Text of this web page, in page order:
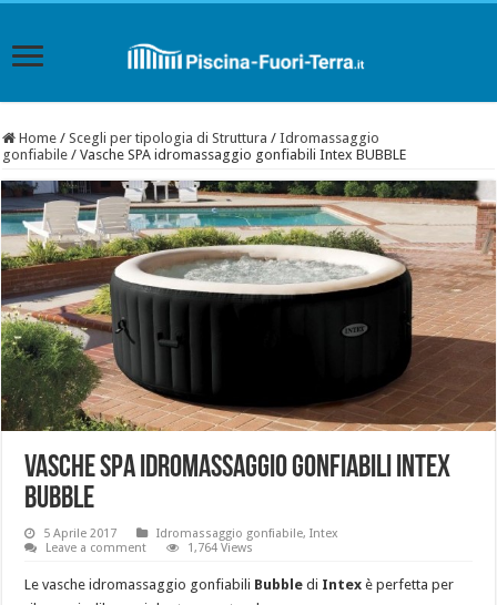
Home / Scegli per tipologia di Struttura / Idromassaggio
gonfiabile / Vasche SPA idromassaggio gonfiabili Intex BUBBLE
Vasche SPA idromassaggio gonfiabili Intex
BUBBLE
5 Aprile 2017 Idromassaggio gonfiabile,Intex
Leave a comment
1,764 Views
Le vasche idromassaggio gonfiabili Bubbledi Intexè perfetta per